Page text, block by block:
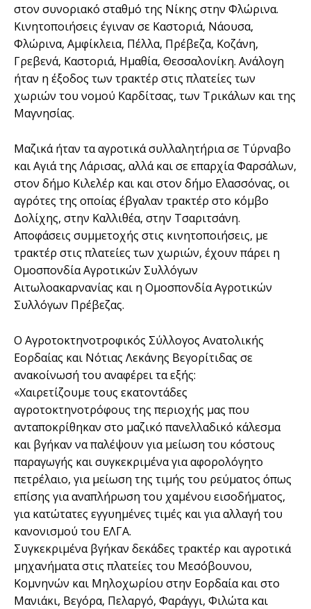
στον συνοριακό σταθμό της Νίκης στην Φλώρινα.
Κινητοποιήσεις έγιναν σε Καστοριά, Νάουσα,
Φλώρινα, Αμφίκλεια, Πέλλα, Πρέβεζα, Κοζάνη,
Γρεβενά, Καστοριά, Ημαθία, Θεσσαλονίκη. Ανάλογη
ήταν η έξοδος των τρακτέρ στις πλατείες των
χωριών του νομού Καρδίτσας, των Τρικάλων και της
Μαγνησίας.
Μαζικά ήταν τα αγροτικά συλλαλητήρια σε Τύρναβο
και Αγιά της Λάρισας, αλλά και σε επαρχία Φαρσάλων,
στον δήμο Κιλελέρ και και στον δήμο Ελασσόνας, οι
αγρότες της οποίας έβγαλαν τρακτέρ στο κόμβο
Δολίχης, στην Καλλιθέα, στην Τσαριτσάνη.
Αποφάσεις συμμετοχής στις κινητοποιήσεις, με
τρακτέρ στις πλατείες των χωριών, έχουν πάρει η
Ομοσπονδία Αγροτικών Συλλόγων
Αιτωλοακαρνανίας και η Ομοσπονδία Αγροτικών
Συλλόγων Πρέβεζας.
Ο Αγροτοκτηνοτροφικός Σύλλογος Ανατολικής
Εορδαίας και Νότιας Λεκάνης Βεγορίτιδας σε
ανακοίνωσή του αναφέρει τα εξής:
«Χαιρετίζουμε τους εκατοντάδες
αγροτοκτηνοτρόφους της περιοχής μας που
ανταποκρίθηκαν στο μαζικό πανελλαδικό κάλεσμα
και βγήκαν να παλέψουν για μείωση του κόστους
παραγωγής και συγκεκριμένα για αφορολόγητο
πετρέλαιο, για μείωση της τιμής του ρεύματος όπως
επίσης για αναπλήρωση του χαμένου εισοδήματος,
για κατώτατες εγγυημένες τιμές και για αλλαγή του
κανονισμού του ΕΛΓΑ.
Συγκεκριμένα βγήκαν δεκάδες τρακτέρ και αγροτικά
μηχανήματα στις πλατείες του Μεσόβουνου,
Κομνηνών και Μηλοχωρίου στην Εορδαία και στο
Μανιάκι, Βεγόρα, Πελαργό, Φαράγγι, Φιλώτα και